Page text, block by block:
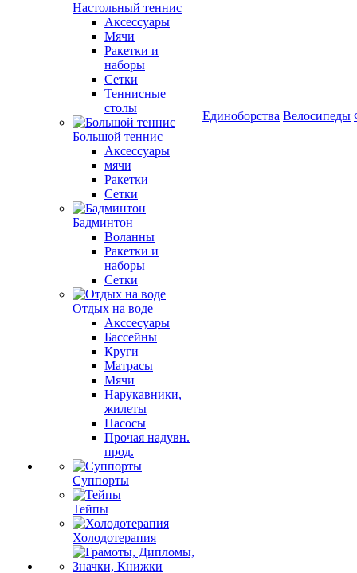
Настольный теннис
Аксессуары
Мячи
Ракетки и
наборы
Сетки
Теннисные
столы
Большой теннис
Аксессуары
мячи
Ракетки
Сетки
Бадминтон
Воланны
Ракетки и
наборы
Сетки
Отдых на воде
Акссесуары
Бассейны
Круги
Матрасы
Мячи
Нарукавники,
жилеты
Насосы
Прочая надувн.
прод.
Суппорты
Тейпы
Холодотерапия
Единоборства Велосипеды